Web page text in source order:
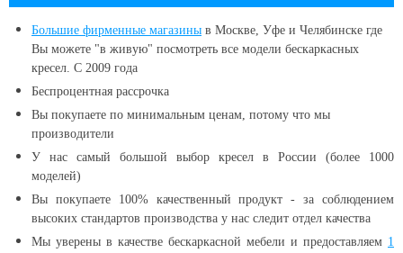
Большие фирменные магазины в Москве, Уфе и Челябинске где
Вы можете "в живую" посмотреть все модели бескаркасных
кресел. С 2009 года
Беспроцентная рассрочка
Вы покупаете по минимальным ценам, потому что мы
производители
У нас самый большой выбор кресел в России (более 1000
моделей)
Вы покупаете 100% качественный продукт - за соблюдением
высоких стандартов производства у нас следит отдел качества
Мы уверены в качестве бескаркасной мебели и предоставляем 1